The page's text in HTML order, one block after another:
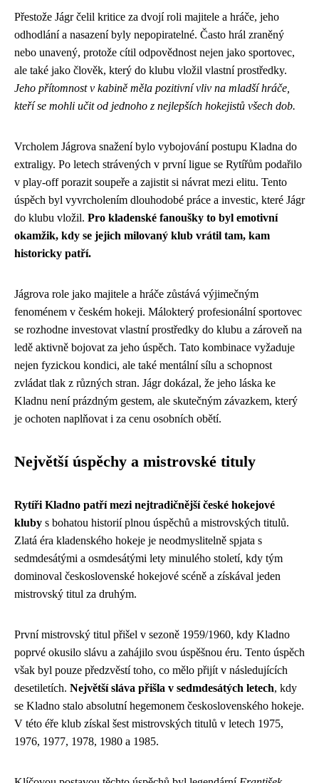
Přestože Jágr čelil kritice za dvojí roli majitele a hráče, jeho
odhodlání a nasazení byly nepopiratelné. Často hrál zraněný
nebo unavený, protože cítil odpovědnost nejen jako sportovec,
ale také jako člověk, který do klubu vložil vlastní prostředky.
Jeho přítomnost v kabině měla pozitivní vliv na mladší hráče,
kteří se mohli učit od jednoho z nejlepších hokejistů všech dob.
Vrcholem Jágrova snažení bylo vybojování postupu Kladna do
extraligy. Po letech strávených v první ligue se Rytířům podařilo
v play-off porazit soupeře a zajistit si návrat mezi elitu. Tento
úspěch byl vyvrcholením dlouhodobé práce a investic, které Jágr
do klubu vložil. Pro kladenské fanoušky to byl emotivní
okamžik, kdy se jejich milovaný klub vrátil tam, kam
historicky patří.
Jágrova role jako majitele a hráče zůstává výjimečným
fenoménem v českém hokeji. Málokterý profesionální sportovec
se rozhodne investovat vlastní prostředky do klubu a zároveň na
ledě aktivně bojovat za jeho úspěch. Tato kombinace vyžaduje
nejen fyzickou kondici, ale také mentální sílu a schopnost
zvládat tlak z různých stran. Jágr dokázal, že jeho láska ke
Kladnu není prázdným gestem, ale skutečným závazkem, který
je ochoten naplňovat i za cenu osobních obětí.
Největší úspěchy a mistrovské tituly
Rytíři Kladno patří mezi nejtradičnější české hokejové
kluby s bohatou historií plnou úspěchů a mistrovských titulů.
Zlatá éra kladenského hokeje je neodmyslitelně spjata s
sedmdesátými a osmdesátými lety minulého století, kdy tým
dominoval československé hokejové scéně a získával jeden
mistrovský titul za druhým.
První mistrovský titul přišel v sezoně 1959/1960, kdy Kladno
poprvé okusilo slávu a zahájilo svou úspěšnou éru. Tento úspěch
však byl pouze předzvěstí toho, co mělo přijít v následujících
desetiletích. Největší sláva přišla v sedmdesátých letech, kdy
se Kladno stalo absolutní hegemonem československého hokeje.
V této éře klub získal šest mistrovských titulů v letech 1975,
1976, 1977, 1978, 1980 a 1985.